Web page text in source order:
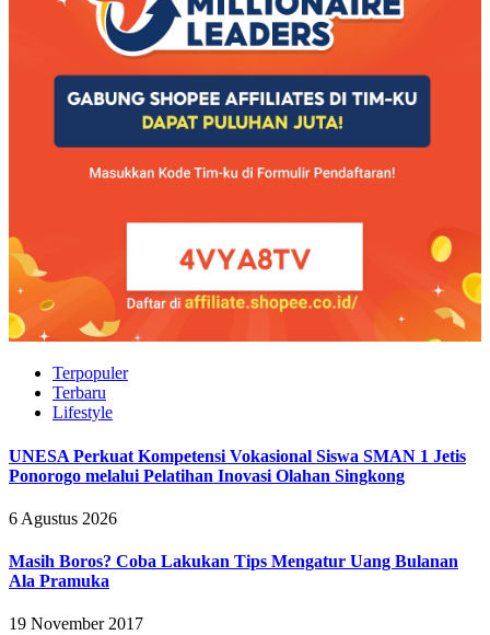
Terpopuler
Terbaru
Lifestyle
UNESA Perkuat Kompetensi Vokasional Siswa SMAN 1 Jetis
Ponorogo melalui Pelatihan Inovasi Olahan Singkong
6 Agustus 2026
Masih Boros? Coba Lakukan Tips Mengatur Uang Bulanan
Ala Pramuka
19 November 2017